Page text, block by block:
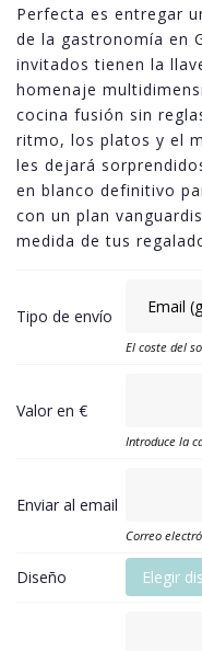
Perfecta es entregar
de la gastronomía en
invitados tienen la
homenaje
cocina fusión sin
ritmo, los platos y el
les dejará
en blanco definitivo
con un plan
medida de tus
Tipo de envío
El coste del
Valor en €
Introduce la
Enviar al email
Correo
Diseño Elegir